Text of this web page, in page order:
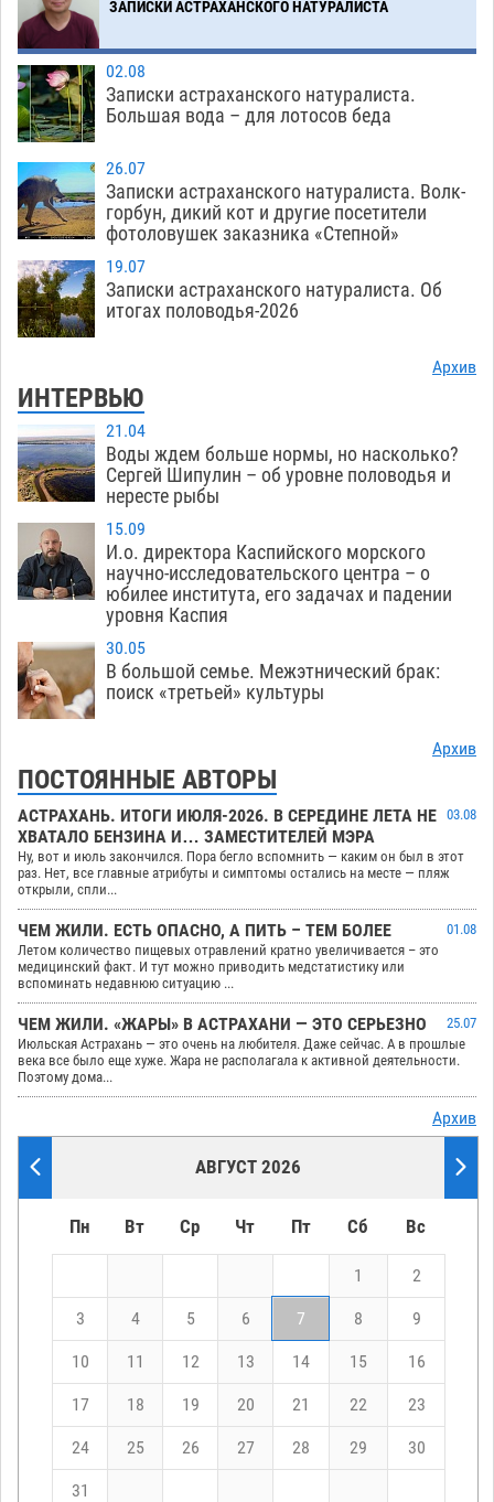
ЗАПИСКИ АСТРАХАНСКОГО НАТУРАЛИСТА
02.08
Записки астраханского натуралиста.
Большая вода – для лотосов беда
26.07
Записки астраханского натуралиста. Волк-
горбун, дикий кот и другие посетители
фотоловушек заказника «Степной»
19.07
Записки астраханского натуралиста. Об
итогах половодья-2026
Архив
ИНТЕРВЬЮ
21.04
Воды ждем больше нормы, но насколько?
Сергей Шипулин – об уровне половодья и
нересте рыбы
15.09
И.о. директора Каспийского морского
научно-исследовательского центра – о
юбилее института, его задачах и падении
уровня Каспия
30.05
В большой семье. Межэтнический брак:
поиск «третьей» культуры
Архив
ПОСТОЯННЫЕ АВТОРЫ
АСТРАХАНЬ. ИТОГИ ИЮЛЯ-2026. В СЕРЕДИНЕ ЛЕТА НЕ
ХВАТАЛО БЕНЗИНА И… ЗАМЕСТИТЕЛЕЙ МЭРА
03.08
Ну, вот и июль закончился. Пора бегло вспомнить — каким он был в этот
раз. Нет, все главные атрибуты и симптомы остались на месте — пляж
открыли, спли...
ЧЕМ ЖИЛИ. ЕСТЬ ОПАСНО, А ПИТЬ – ТЕМ БОЛЕЕ
01.08
Летом количество пищевых отравлений кратно увеличивается – это
медицинский факт. И тут можно приводить медстатистику или
вспоминать недавнюю ситуацию ...
ЧЕМ ЖИЛИ. «ЖАРЫ» В АСТРАХАНИ — ЭТО СЕРЬЕЗНО
25.07
Июльская Астрахань — это очень на любителя. Даже сейчас. А в прошлые
века все было еще хуже. Жара не располагала к активной деятельности.
Поэтому дома...
Архив
АВГУСТ 2026
Пн Вт Ср Чт Пт Сб Вс
1 2
3 4 5 6 7 8 9
10 11 12 13 14 15 16
17 18 19 20 21 22 23
24 25 26 27 28 29 30
31